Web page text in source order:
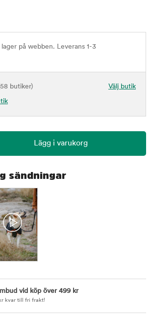
på webben. Leverans 1-3
Välj butik
butiker)
sändningar
vid köp över 499 kr
kr kvar till fri frakt!